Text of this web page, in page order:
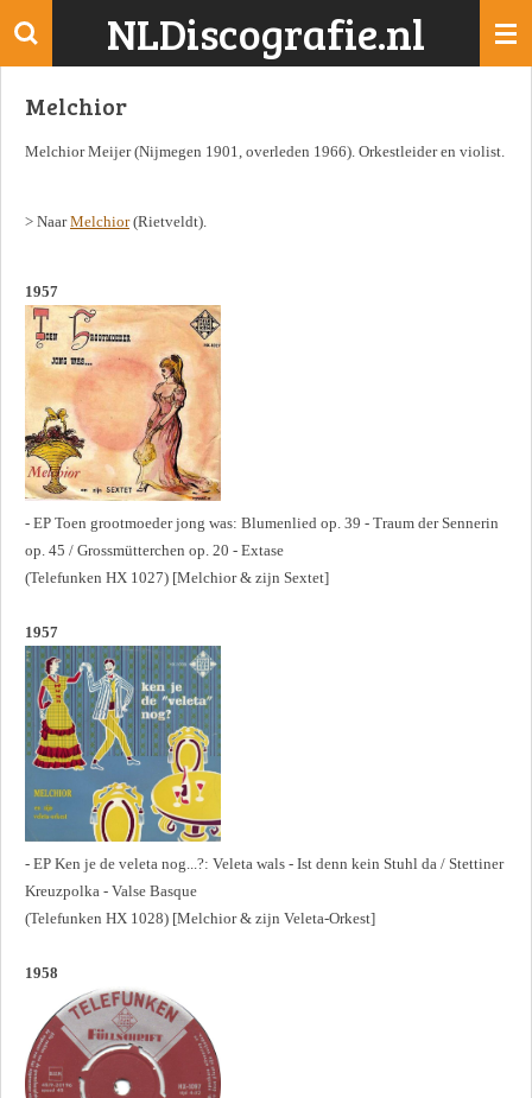
Ga
de
NLDiscografie.nl
Melchior
Melchior Meijer (Nijmegen 1901, overleden 1966). Orkestleider en violist.
> NaarMelchior(Rietveldt).
1957
- EP Toen grootmoeder jong was: Blumenlied op. 39 - Traum der Sennerin
op. 45 / Grossmütterchen op. 20 - Extase
(Telefunken HX 1027) [Melchior & zijn Sextet]
1957
- EP Ken je de veleta nog...?: Veleta wals - Ist denn kein Stuhl da / Stettiner
Kreuzpolka - Valse Basque
(Telefunken HX 1028) [Melchior & zijn Veleta-Orkest]
1958